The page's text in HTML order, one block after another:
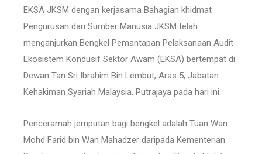
EKSA JKSM dengan kerjasama Bahagian khidmat
Pengurusan dan Sumber Manusia JKSM telah
menganjurkan Bengkel Pemantapan Pelaksanaan Audit
Ekosistem Kondusif Sektor Awam (EKSA) bertempat di
Dewan Tan Sri Ibrahim Bin Lembut, Aras 5, Jabatan
Kehakiman Syariah Malaysia, Putrajaya pada hari ini.
Penceramah jemputan bagi bengkel adalah Tuan Wan
Mohd Farid bin Wan Mahadzer daripada Kementerian